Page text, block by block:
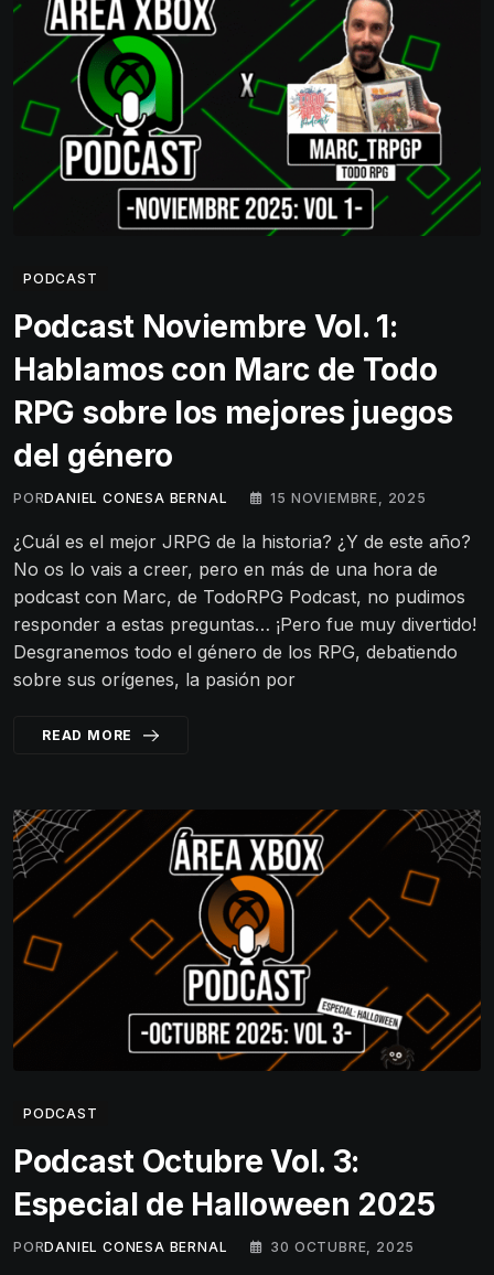
PODCAST
Podcast Noviembre Vol. 1:
Hablamos con Marc de Todo
RPG sobre los mejores juegos
del género
PORDANIEL CONESA BERNAL 15 NOVIEMBRE, 2025
¿Cuál es el mejor JRPG de la historia? ¿Y de este año?
No os lo vais a creer, pero en más de una hora de
podcast con Marc, de TodoRPG Podcast, no pudimos
responder a estas preguntas… ¡Pero fue muy divertido!
Desgranemos todo el género de los RPG, debatiendo
sobre sus orígenes, la pasión por
READ MORE
PODCAST
Podcast Octubre Vol. 3:
Especial de Halloween 2025
PORDANIEL CONESA BERNAL 30 OCTUBRE, 2025